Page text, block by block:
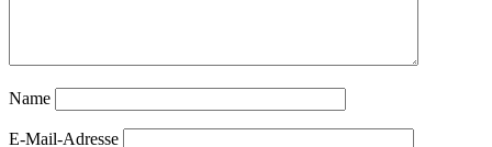
Name
E-Mail-Adresse